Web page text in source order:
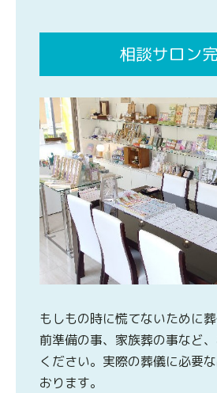
相談サロン
もしもの時に慌てないために
前準備の事、家族葬の事など
ください。実際の葬儀に必要
おります。